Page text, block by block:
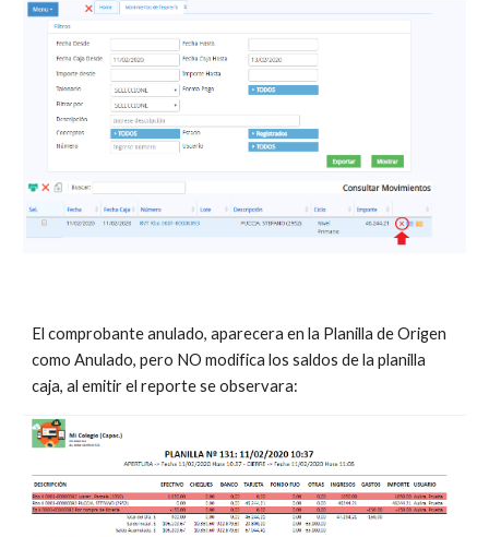
El comprobante anulado, aparecera en la Planilla de Origen
como Anulado, pero NO modifica los saldos de la planilla
caja, al emitir el reporte se observara: